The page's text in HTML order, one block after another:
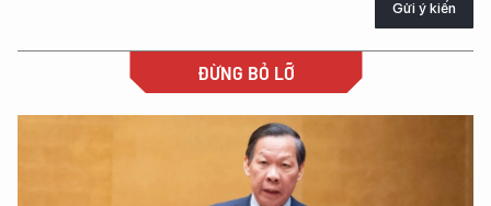
Gửi ý kiến
ĐỪNG BỎ LỠ